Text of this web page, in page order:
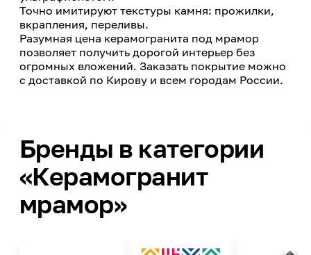
Точно имитируют текстуры камня: прожилки,
вкрапления, переливы.
Разумная цена керамогранита под мрамор
позволяет получить дорогой интерьер без
огромных вложений. Заказать покрытие можно
с доставкой по Кирову и всем городам России.
Бренды в категории
«Керамогранит
мрамор»